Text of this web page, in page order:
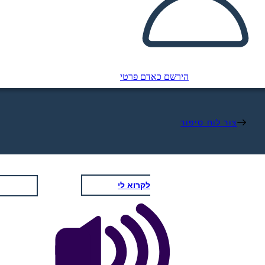
הירשם כאדם פרטי
צור לוח סיפור
לקרוא לי